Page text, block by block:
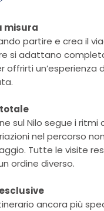
misura
partire e crea il
si adattano
offrirti un’esperienza
sul Nilo segue i ritmi
nel percorso
Tutte le visite
ordine diverso.
ancora più